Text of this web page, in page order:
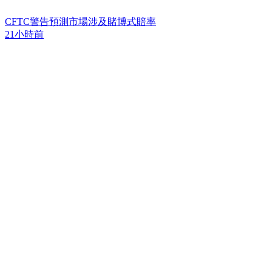
CFTC警告預測市場涉及賭博式賠率
21小時前